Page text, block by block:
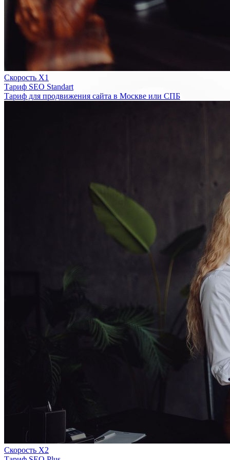
Скорость Х1
Тариф SEO Standart
Тариф для продвижения сайта в Москве или СПБ
Скорость Х2